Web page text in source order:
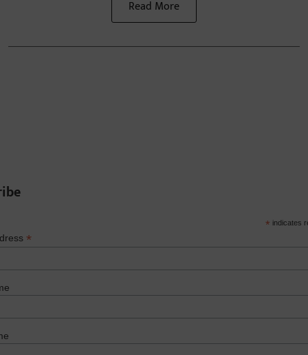
Read More
* indicates
*